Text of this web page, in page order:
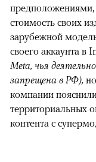
предположениями,
стоимость своих
зарубежной
своего аккаунта в
Meta, чья
запрещена в РФ),
компании
территориальных
контента с